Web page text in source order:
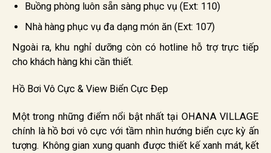
Buồng phòng luôn sẵn sàng phục vụ (Ext: 110)
Nhà hàng phục vụ đa dạng món ăn (Ext: 107)
Ngoài ra, khu nghỉ dưỡng còn có hotline hỗ trợ trực tiếp
cho khách hàng khi cần thiết.
Hồ Bơi Vô Cực & View Biển Cực Đẹp
Một trong những điểm nổi bật nhất tại OHANA VILLAGE
chính là hồ bơi vô cực với tầm nhìn hướng biển cực kỳ ấn
tượng. Không gian xung quanh được thiết kế xanh mát, kết